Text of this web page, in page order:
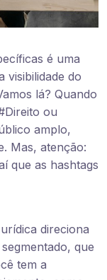
é uma
visibilidade do
lá? Quando
ou
amplo,
Mas, atenção:
que as hashtags
direciona
que
tem a